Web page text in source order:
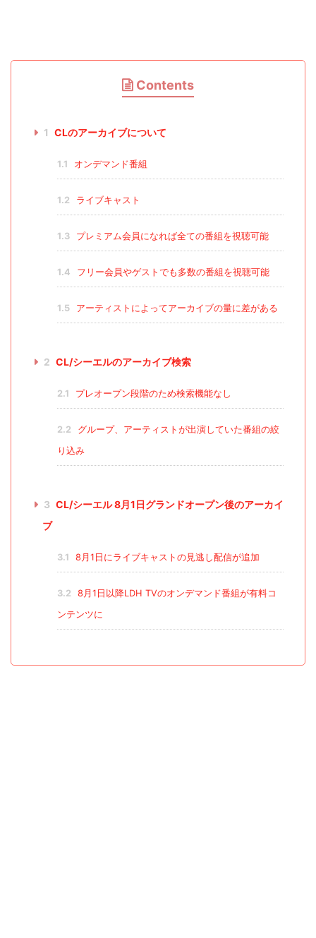
Contents
1 CLのアーカイブについて
1.1 オンデマンド番組
1.2 ライブキャスト
1.3 プレミアム会員になれば全ての番組を視聴可能
1.4 フリー会員やゲストでも多数の番組を視聴可能
1.5 アーティストによってアーカイブの量に差がある
2 CL/シーエルのアーカイブ検索
2.1 プレオープン段階のため検索機能なし
2.2
グループ、アーティストが出演していた番組の絞
り込み
3 CL/シーエル 8月1日グランドオープン後のアーカイ
ブ
3.1 8月1日にライブキャストの見逃し配信が追加
3.2
8月1日以降LDH TVのオンデマンド番組が有料コ
ンテンツに